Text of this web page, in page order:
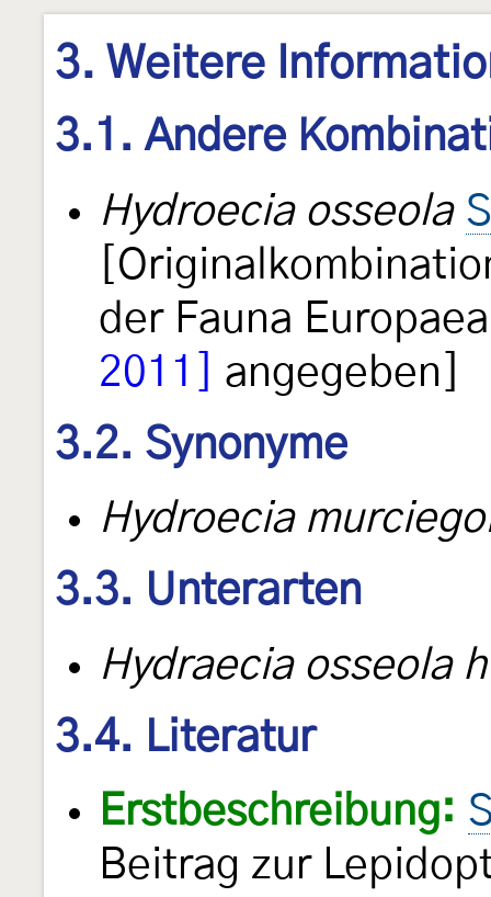
3. Weitere
3.1. Andere
Hydroecia osseola
der Fauna
2011]
angegeben]
3.2. Synonyme
Hydroecia
3.3. Unterarten
Hydraecia osseola
3.4. Literatur
Erstbeschreibung:
Beitrag zur